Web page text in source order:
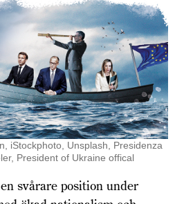
iStockphoto, Unsplash, Presidenza
President of Ukraine offical
svårare position under